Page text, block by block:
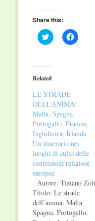
Share this:
Click
to
(Opens
in
new
Click
to
Related
LE STRADE
DELL’ANIMA:
Malta, Spagna,
Portogallo, Francia,
Inghilterra, Irlanda
Un itinerario nei
luoghi di culto delle
confessioni religiose
europee
Autore: Tiziano Zoli
Titolo: Le strade
dell’anima. Malta,
Spagna, Portogallo,